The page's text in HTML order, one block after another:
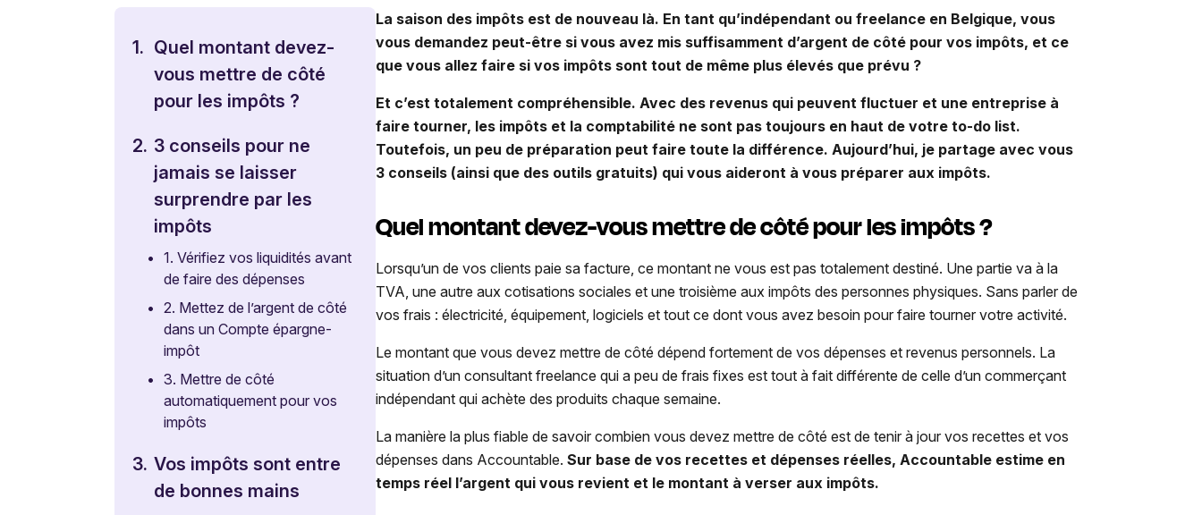
1. Quel montant devez-
vous mettre de côté
pour les impôts ?
2. 3 conseils pour ne
jamais se laisser
surprendre par les
impôts
•
1. Vérifiez vos liquidités avant
de faire des dépenses
•
2. Mettez de l’argent de côté
dans un Compte épargne-
impôt
•
3. Mettre de côté
automatiquement pour vos
impôts
3. Vos impôts sont entre
de bonnes mains
La saison des impôts est de nouveau là. En tant qu’indépendant ou freelance en Belgique, vous
vous demandez peut-être si vous avez mis suffisamment d’argent de côté pour vos impôts, et ce
que vous allez faire si vos impôts sont tout de même plus élevés que prévu ?
Et c’est totalement compréhensible. Avec des revenus qui peuvent fluctuer et une entreprise à
faire tourner, les impôts et la comptabilité ne sont pas toujours en haut de votre to-do list.
Toutefois, un peu de préparation peut faire toute la différence. Aujourd’hui, je partage avec vous
3 conseils (ainsi que des outils gratuits) qui vous aideront à vous préparer aux impôts.
Quel montant devez-vous mettre de côté pour les impôts ?
Lorsqu’un de vos clients paie sa facture, ce montant ne vous est pas totalement destiné. Une partie va à la
TVA, une autre aux cotisations sociales et une troisième aux impôts des personnes physiques. Sans parler de
vos frais : électricité, équipement, logiciels et tout ce dont vous avez besoin pour faire tourner votre activité.
Le montant que vous devez mettre de côté dépend fortement de vos dépenses et revenus personnels. La
situation d’un consultant freelance qui a peu de frais fixes est tout à fait différente de celle d’un commerçant
indépendant qui achète des produits chaque semaine.
La manière la plus fiable de savoir combien vous devez mettre de côté est de tenir à jour vos recettes et vos
dépenses dans Accountable.Sur base de vos recettes et dépenses réelles, Accountable estime en
temps réel l’argent qui vous revient et le montant à verser aux impôts.